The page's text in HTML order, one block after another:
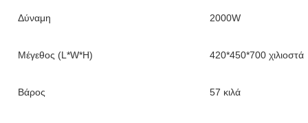
Δύναμη 2000W
Μέγεθος (L*W*H) 420*450*700 χιλιοστά
Βάρος 57 κιλά